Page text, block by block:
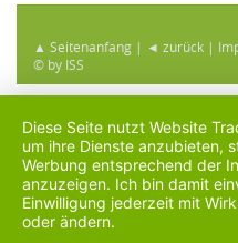
▲ Seitenanfang | ◄ zurück |
© by ISS
Diese Seite nutzt Website
um ihre Dienste anzubieten,
Werbung entsprechend der
anzuzeigen. Ich bin damit
Einwilligung jederzeit mit
oder ändern.